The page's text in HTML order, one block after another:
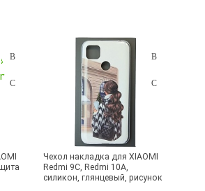
Чехол накладка для XIAOMI
Redmi 9C, Redmi 10A,
силикон, глянцевый, рисунок